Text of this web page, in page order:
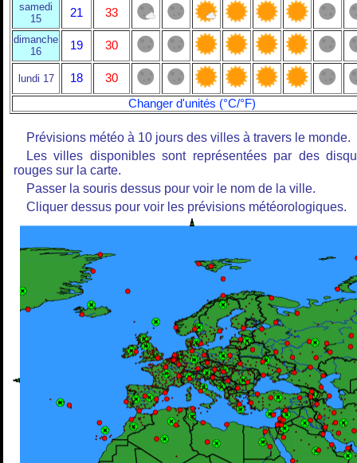
samedi
15
21 33
dimanche
16
19 30
lundi 17 18
30
Changer d'unités (°C/°F)
Prévisions météo à 10 jours des villes à travers le monde.
Les villes disponibles sont représentées par des
rouges sur la carte.
Passer la souris dessus pour voir le nom de la ville.
Cliquer dessus pour voir les prévisions météorologiques.